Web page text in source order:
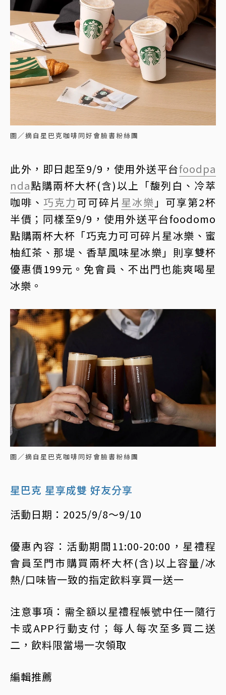
圖／摘自星巴克咖啡同好會臉書粉絲團
此外，即日起至9/9，使用外送平台foodpa
nda點購兩杯大杯(含)以上「馥列白、冷萃
咖啡、 巧克力可可碎片 星冰樂 」可享第2杯
半價；同樣至9/9，使用外送平台foodomo
點購兩杯大杯「巧克力可可碎片星冰樂、蜜
柚紅茶、那堤、香草風味星冰樂」則享雙杯
優惠價199元。免會員、不出門也能爽喝星
冰樂。
圖／摘自星巴克咖啡同好會臉書粉絲團
星巴克 星享成雙 好友分享
活動日期：2025/9/8～9/10
優惠內容：活動期間11:00-20:00，星禮程
會員至門市購買兩杯大杯(含)以上容量/冰
熱/口味皆一致的指定飲料享買一送一
注意事項：需全額以星禮程帳號中任一隨行
卡或APP行動支付；每人每次至多買二送
二，飲料限當場一次領取
編輯推薦